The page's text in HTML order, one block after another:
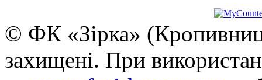
© ФК «Зірка»
захищені. При